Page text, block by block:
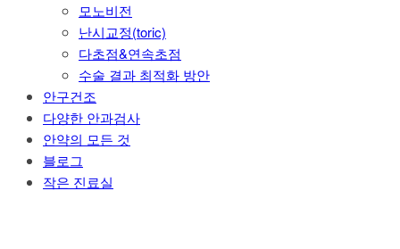
모노비전
난시교정(toric)
다초점&연속초점
수술 결과 최적화 방안
안구건조
다양한 안과검사
안약의 모든 것
블로그
작은 진료실